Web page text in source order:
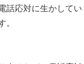
話応対に生かして
。